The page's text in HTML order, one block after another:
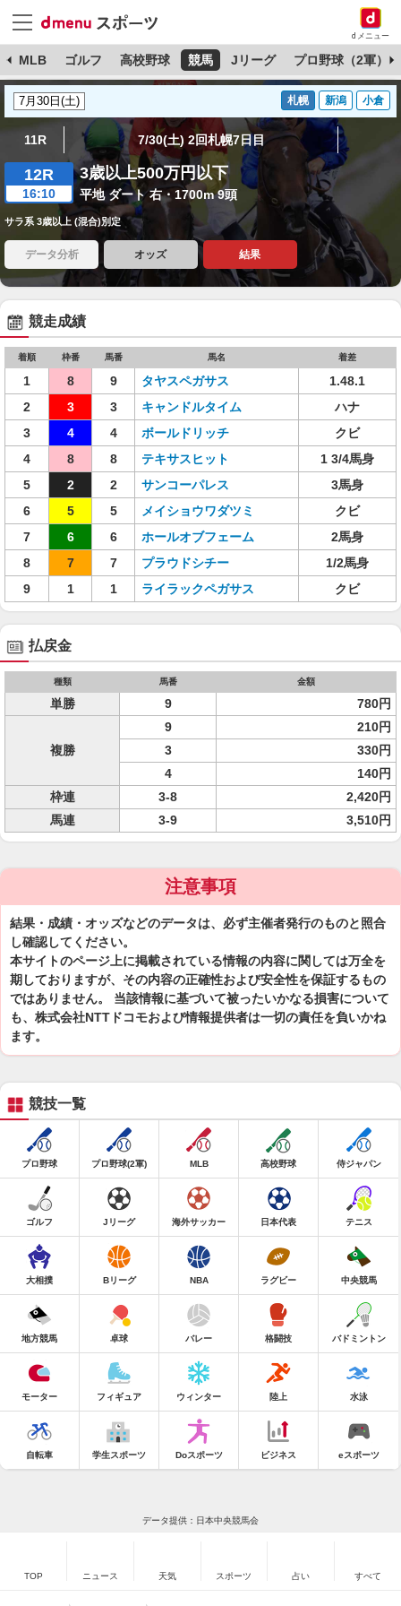
dメニュー
MLB ゴルフ 高校野球 競馬 Jリーグ プロ野球（2軍）
札幌 新潟 小倉
11R 7/30(土) 2回札幌7日目
12R
16:10
3歳以上500万円以下
平地 ダート 右・1700m 9頭
サラ系 3歳以上 (混合)別定
データ分析 オッズ 結果
競走成績
着順 枠番 馬番 馬名 着差
1 8 9 タヤスペガサス
1.48.1
2
3 3 キャンドルタイム
ハナ
3
4 4 ボールドリッチ
クビ
4
8 8 テキサスヒット
1 3/4馬身
5
2 2 サンコーパレス
3馬身
6
5 5 メイショウワダツミ
クビ
7
6 6 ホールオブフェーム
2馬身
8
7 7 プラウドシチー
1/2馬身
9
1 1 ライラックペガサス クビ
払戻金
種類 馬番 金額
単勝 9 780円
複勝
9
210円
3
330円
4
140円
枠連
3-8
2,420円
馬連
3-9 3,510円
注意事項
結果・成績・オッズなどのデータは、必ず主催者発行のものと照合
し確認してください。
本サイトのページ上に掲載されている情報の内容に関しては万全を
期しておりますが、その内容の正確性および安全性を保証するもの
ではありません。 当該情報に基づいて被ったいかなる損害について
も、株式会社NTTドコモおよび情報提供者は一切の責任を負いかね
ます。
競技一覧
プロ野球 プロ野球(2軍) MLB 高校野球 侍ジャパン
ゴルフ Jリーグ 海外サッカー 日本代表 テニス
大相撲 Bリーグ NBA ラグビー 中央競馬
地方競馬 卓球 バレー 格闘技 バドミントン
モーター フィギュア ウィンター 陸上 水泳
自転車 学生スポーツ Doスポーツ ビジネス eスポーツ
データ提供：日本中央競馬会
TOP ニュース 天気 スポーツ 占い すべて